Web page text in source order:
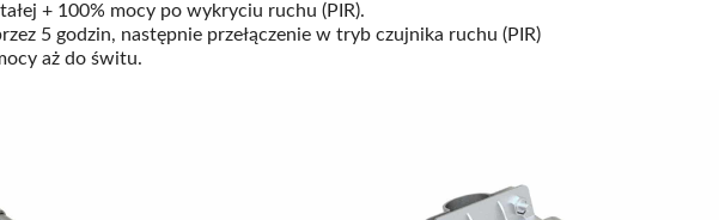
+ 100% mocy po wykryciu ruchu (PIR).
5 godzin, następnie przełączenie w tryb czujnika ruchu (PIR)
aż do świtu.